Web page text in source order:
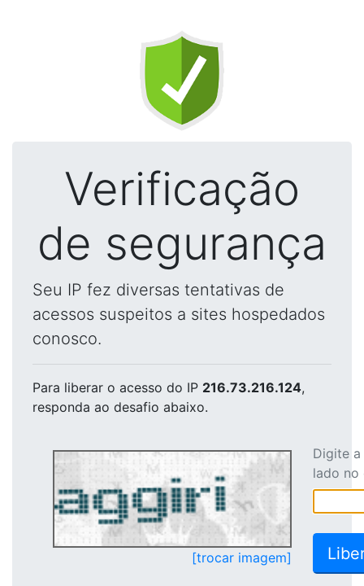
Verificação
de segurança
Seu IP fez diversas tentativas de
acessos suspeitos a sites hospedados
conosco.
Para liberar o acesso do IP 216.73.216.124,
responda ao desafio abaixo.
[trocar imagem]
Digite
lado no